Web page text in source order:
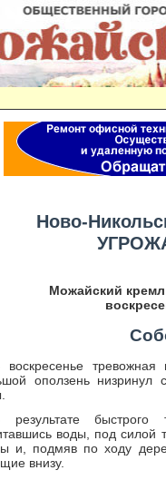
Ново-
Можайский
воскресенье
оползень низринул
результате
воды, под силой
и, подмяв по ходу
внизу.